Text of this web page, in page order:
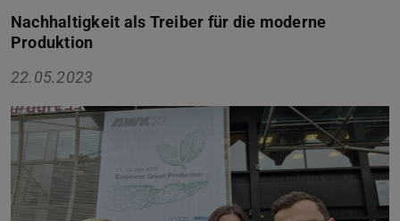
Nachhaltigkeit als Treiber für die moderne
Produktion
22.05.2023